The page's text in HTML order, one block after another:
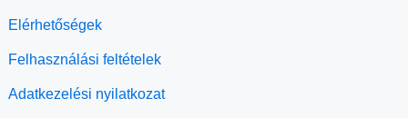
Elérhetőségek
Felhasználási feltételek
Adatkezelési nyilatkozat